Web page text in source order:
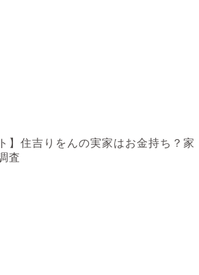
】住吉りをんの実家はお金持ち？家
査